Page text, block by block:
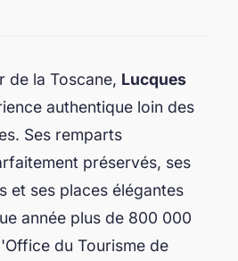
de la Toscane, Lucques
authentique loin des
Ses remparts
préservés, ses
et ses places élégantes
année plus de 800 000
du Tourisme de